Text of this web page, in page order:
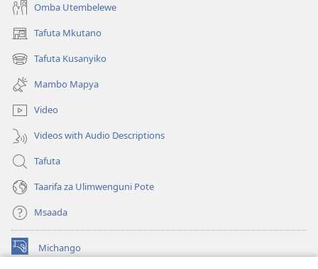
Omba Utembelewe
Tafuta Mkutano
(opens
new
window)
Tafuta Kusanyiko
(opens
new
window)
Mambo Mapya
Video
Videos with Audio Descriptions
Tafuta
Taarifa za Ulimwenguni Pote
Msaada
Michango
(opens